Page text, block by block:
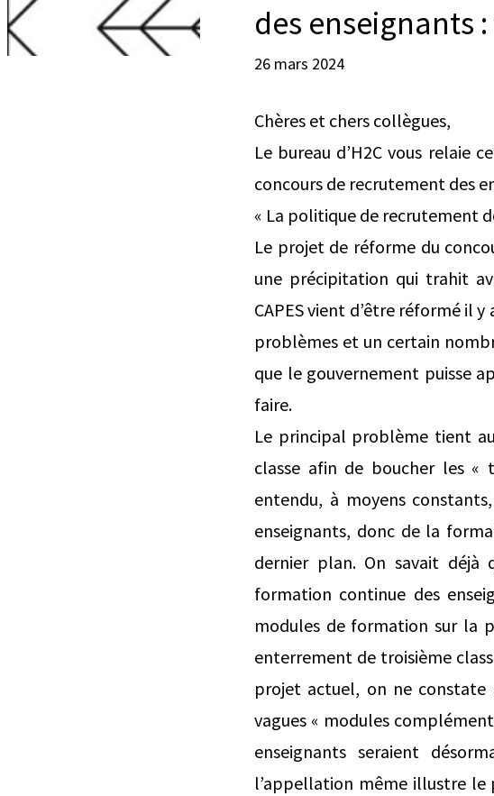
des enseignants
26 mars 2024
Chères et chers collègues,
Le bureau d’H2C vous relaie
concours de recrutement des
« La politique de recrutement
Le projet de réforme du
une précipitation qui trahit
CAPES vient d’être réformé il
problèmes et un certain
que le gouvernement puisse
faire.
Le principal problème tient
classe afin de boucher les «
entendu, à moyens
enseignants, donc de la
dernier plan. On savait
formation continue des
modules de formation sur la
enterrement de troisième
projet actuel, on ne constate
vagues « modules
enseignants seraient
l’appellation même illustre le